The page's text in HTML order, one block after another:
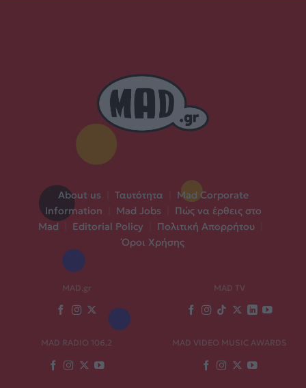
About us Ταυτότητα
Mad Corporate
Information
Mad Jobs
Πώς να έρθεις στο
Mad
Editorial Policy Πολιτική Απορρήτου
Όροι Χρήσης
MAD.gr MAD TV
MAD RADIO 106,2 MAD VIDEO MUSIC AWARDS